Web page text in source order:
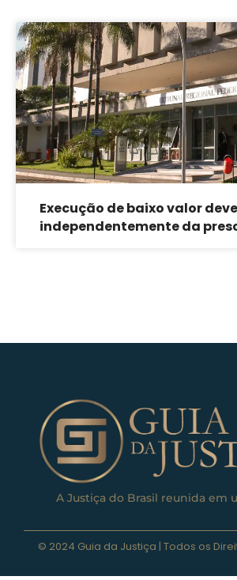
Execução de baixo valor
independentemente da
A Justiça do Brasil reunida em
© 2024 Guia da Justiça | Todos os